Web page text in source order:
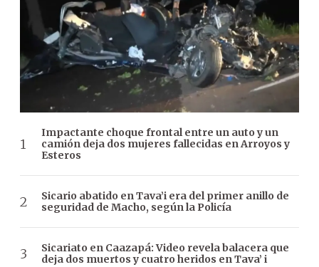
Impactante choque frontal entre un auto y un
camión deja dos mujeres fallecidas en Arroyos y
Esteros
Sicario abatido en Tava’i era del primer anillo de
seguridad de Macho, según la Policía
Sicariato en Caazapá: Video revela balacera que
deja dos muertos y cuatro heridos en Tava’ i